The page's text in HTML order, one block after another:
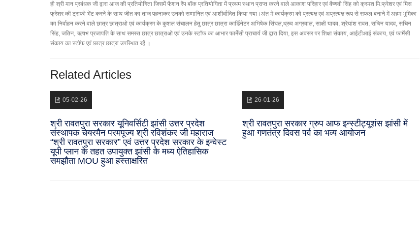
ही श्री मान प्रबंधक जी द्वारा आज की प्रतियोगिता जिसमें फैशन रैंप बॉक प्रतियोगिता में प्रथम स्थान प्राप्त करने वाले आकाश परिहार एवं वैष्णवी सिंह को क्रमश मि.फ्रेशर एवं मिस
फ्रेशर की ट्राफी भेंट करने के साथ जीत का ताज पहनाकर उनको सम्मानित एवं आशीर्वादित किया गया।अंत में कार्यक्रम को प्रत्यक्ष एवं अप्रत्यक्ष रूप से सफल बनाने में अहम भूमिका
का निर्वाहन करने वाले छात्र छात्राओ एवं कार्यक्रम के कुशल संचालन हेतु छात्र छात्रा कार्डिनेटर अभिषेक सिंघल,ध्रुव अग्रवाल, साक्षी यादव, श्रेयांश रावत, सचिन यादव, सचिन
सिंह, जतिन, ऋषभ प्रजापति के साथ समस्त छात्र छात्राओ एवं उनके स्टॉफ का आभार फार्मेसी प्राचार्य जी द्वारा दिया, इस अवसर पर शिक्षा संकाय, आईटीआई संकाय, एवं फार्मेसी
संकाय का स्टॉफ एवं छात्र छात्रा उपस्थित रहें ।
Related Articles
05-02-26
श्री रावतपुरा सरकार यूनिवर्सिटी झांसी उत्तर प्रदेश
संस्थापक चेयरमैन परमपूज्य श्री रविशंकर जी महाराज
“श्री रावतपुरा सरकार” एवं उत्तर प्रदेश सरकार के इन्वेस्ट
यूपी प्लान के तहत उपायुक्त झांसी के मध्य ऐतिहासिक
समझौता MOU हुआ हस्ताक्षरित
26-01-26
श्री रावतपुरा सरकार ग्रुप आफ इन्स्टीट्यूशंस झांसी में
हुआ गणतंत्र दिवस पर्व का भव्य आयोजन